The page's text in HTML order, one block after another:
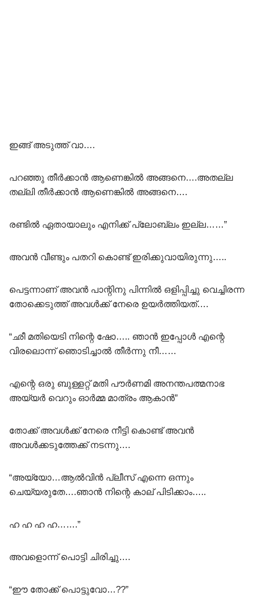
ഇങ്ങ് അടുത്ത് വാ….
പറഞ്ഞു തീർക്കാൻ ആണെങ്കിൽ അങ്ങനെ….അതല്ല
തല്ലി തീർക്കാൻ ആണെങ്കിൽ അങ്ങനെ….
രണ്ടിൽ ഏതായാലും എനിക്ക് പ്ലോബ്ലം ഇല്ല……”
അവൻ വീണ്ടും പതറി കൊണ്ട് ഇരിക്കുവായിരുന്നു…..
പെട്ടന്നാണ് അവൻ പാന്റിനു പിന്നിൽ ഒളിപ്പിച്ചു വെച്ചിരന്ന
തോക്കെടുത്ത് അവൾക്ക് നേരെ ഉയർത്തിയത്….
“ഛീ മതിയെടി നിന്റെ ഷോ….. ഞാൻ ഇപ്പോൾ എന്റെ
വിരലൊന്ന് ഞൊടിച്ചാൽ തീർന്നു നീ……
എന്റെ ഒരു ബുള്ളറ്റ് മതി പൗർണമി അനന്തപത്മനാഭ
അയ്യർ വെറും ഓർമ്മ മാത്രം ആകാൻ”
തോക്ക് അവൾക്ക് നേരെ നീട്ടി കൊണ്ട് അവൻ
അവൾക്കടുത്തേക്ക് നടന്നു….
“അയ്യോ…ആൽവിൻ പ്ലീസ് എന്നെ ഒന്നും
ചെയ്യരുതേ….ഞാൻ നിന്റെ കാല് പിടിക്കാം…..
ഹ ഹ ഹ ഹ…….”
അവളൊന്ന് പൊട്ടി ചിരിച്ചു….
“ഈ തോക്ക് പൊട്ടുവോ…??”